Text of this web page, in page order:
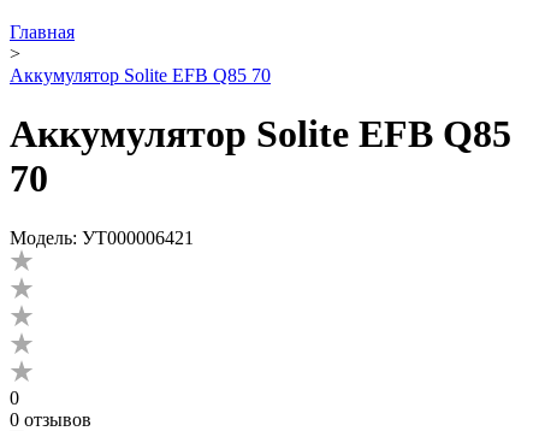
Главная
>
Аккумулятор Solite EFB Q85 70
Аккумулятор Solite EFB Q85
70
Модель: УТ000006421
0
0 отзывов